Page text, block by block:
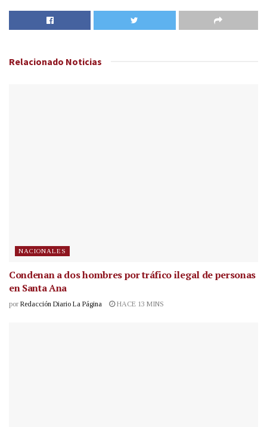
Relacionado Noticias
NACIONALES
Condenan a dos hombres por tráfico ilegal de personas
en Santa Ana
por Redacción Diario La Página HACE 13 MINS